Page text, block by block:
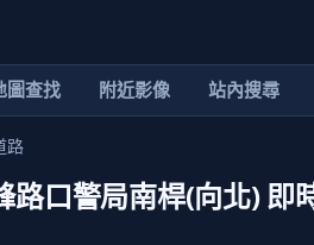
圖查找 附近影像 站內搜尋
路
路口警局南桿(向北) 即